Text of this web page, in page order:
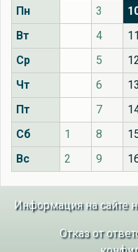
Пн 3
Вт
4 11
Ср
5
Чт
6 13
Пт
7
Сб
1 8
Вс
2 9
Информация на сайте
Отказ от